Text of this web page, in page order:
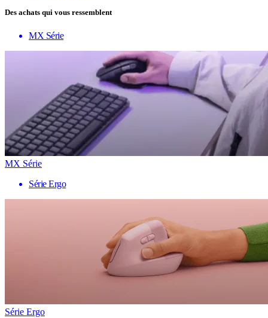
Des achats qui vous ressemblent
MX Série
MX Série
Série Ergo
Série Ergo